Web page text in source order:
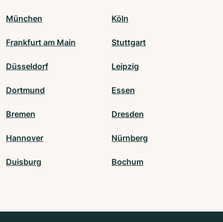
München Köln
Frankfurt am Main Stuttgart
Düsseldorf Leipzig
Dortmund Essen
Bremen Dresden
Hannover Nürnberg
Duisburg Bochum